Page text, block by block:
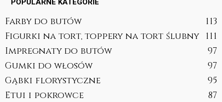
POPULARNE KATEGORIE
Farby do butów
113
Figurki na tort, toppery na tort ślubny 111
Impregnaty do butów
97
Gumki do włosów
97
Gąbki florystyczne
95
Etui i pokrowce
87